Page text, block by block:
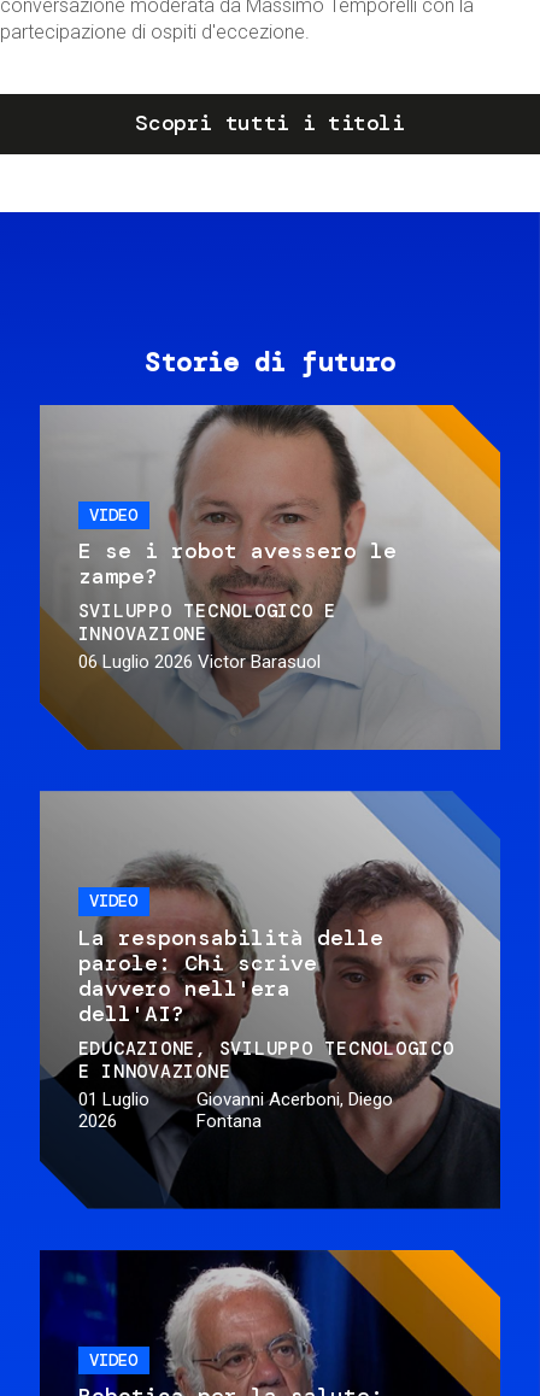
conversazione moderata da Massimo Temporelli con la
partecipazione di ospiti d'eccezione.
Scopri tutti i titoli
Storie di futuro
VIDEO
E se i robot avessero le
zampe?
SVILUPPO TECNOLOGICO E
INNOVAZIONE
06 Luglio 2026 Victor Barasuol
VIDEO
La responsabilità delle
parole: Chi scrive
davvero nell'era
dell'AI?
EDUCAZIONE
SVILUPPO TECNOLOGICO
E INNOVAZIONE
01 Luglio
2026
Giovanni Acerboni, Diego
Fontana
VIDEO